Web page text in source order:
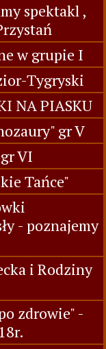
spektakl ,
w grupie I
Tygryski
NA PIASKU
gr V
VI
Tańce"
- poznajemy
i Rodziny
zdrowie" -